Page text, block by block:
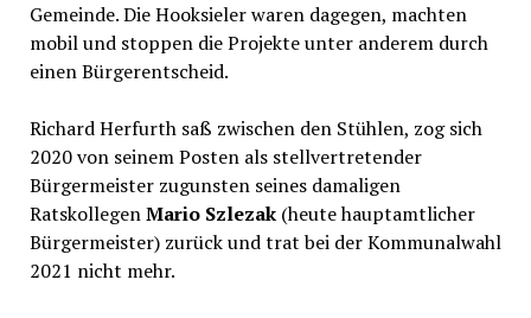
Gemeinde. Die Hooksieler waren dagegen, machten
mobil und stoppen die Projekte unter anderem durch
einen Bürgerentscheid.
Richard Herfurth saß zwischen den Stühlen, zog sich
2020 von seinem Posten als stellvertretender
Bürgermeister zugunsten seines damaligen
RatskollegenMario Szlezak(heute hauptamtlicher
Bürgermeister) zurück und trat bei der Kommunalwahl
2021 nicht mehr.